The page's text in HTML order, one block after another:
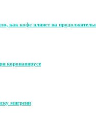
как кофе влияет на
коронавирусе
мигрени